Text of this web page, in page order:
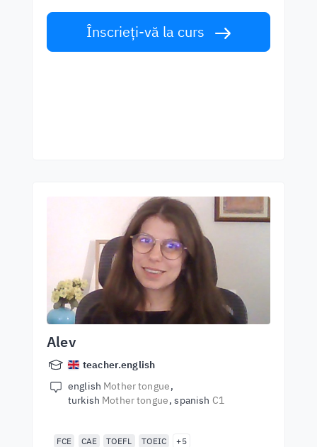
Înscrieți-vă la curs
Alev
teacher.english
english Mother tongue
turkish Mother tongue spanish C1
FCE CAE TOEFL TOEIC +5